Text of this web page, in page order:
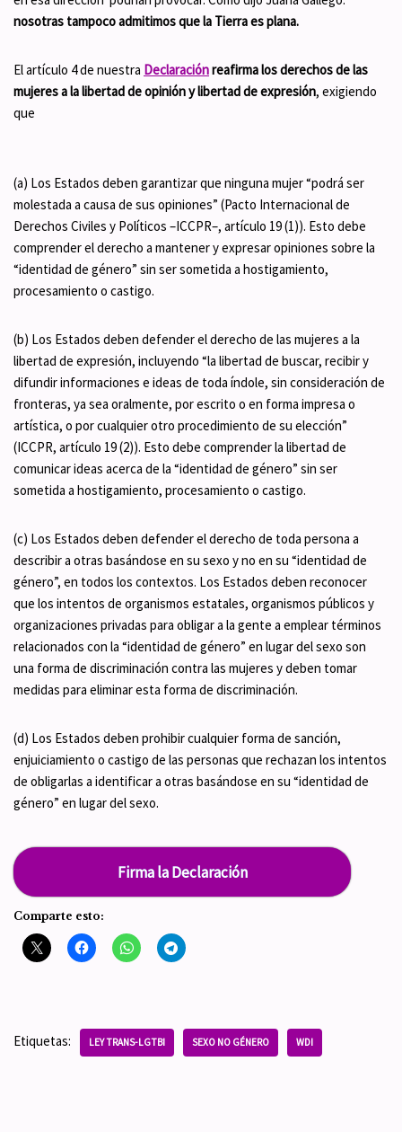
nosotras tampoco admitimos que la Tierra es plana.
El artículo 4 de nuestra Declaraciónreafirma los derechos de las
mujeres a la libertad de opinión y libertad de expresión, exigiendo
que
(a) Los Estados deben garantizar que ninguna mujer “podrá ser
molestada a causa de sus opiniones” (Pacto Internacional de
Derechos Civiles y Políticos –ICCPR–, artículo 19 (1)). Esto debe
comprender el derecho a mantener y expresar opiniones sobre la
“identidad de género” sin ser sometida a hostigamiento,
procesamiento o castigo.
(b) Los Estados deben defender el derecho de las mujeres a la
libertad de expresión, incluyendo “la libertad de buscar, recibir y
difundir informaciones e ideas de toda índole, sin consideración de
fronteras, ya sea oralmente, por escrito o en forma impresa o
artística, o por cualquier otro procedimiento de su elección”
(ICCPR, artículo 19 (2)). Esto debe comprender la libertad de
comunicar ideas acerca de la “identidad de género” sin ser
sometida a hostigamiento, procesamiento o castigo.
(c) Los Estados deben defender el derecho de toda persona a
describir a otras basándose en su sexo y no en su “identidad de
género”, en todos los contextos. Los Estados deben reconocer
que los intentos de organismos estatales, organismos públicos y
organizaciones privadas para obligar a la gente a emplear términos
relacionados con la “identidad de género” en lugar del sexo son
una forma de discriminación contra las mujeres y deben tomar
medidas para eliminar esta forma de discriminación.
(d) Los Estados deben prohibir cualquier forma de sanción,
enjuiciamiento o castigo de las personas que rechazan los intentos
de obligarlas a identificar a otras basándose en su “identidad de
género” en lugar del sexo.
Firma la Declaración
Comparte esto:
Etiquetas: LEY TRANS-LGTBI SEXO NO GÉNERO WDI